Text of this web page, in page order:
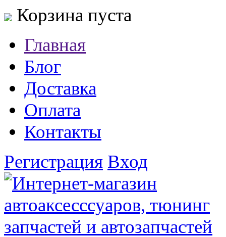
Корзина пуста
Главная
Блог
Доставка
Оплата
Контакты
Регистрация Вход